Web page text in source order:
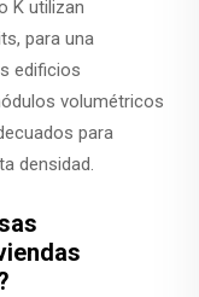
K utilizan
para una
edificios
volumétricos
para
densidad.